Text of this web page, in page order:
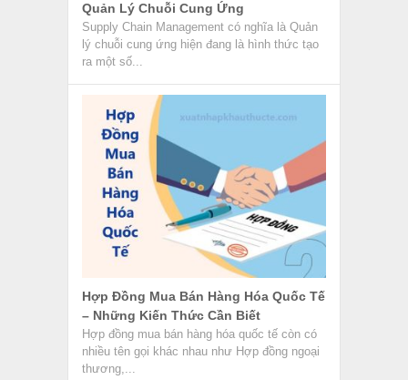
Quản Lý Chuỗi Cung Ứng
Supply Chain Management có nghĩa là Quản
lý chuỗi cung ứng hiện đang là hình thức tạo
ra một số...
Hợp Đồng Mua Bán Hàng Hóa Quốc Tế
– Những Kiến Thức Cần Biết
Hợp đồng mua bán hàng hóa quốc tế còn có
nhiều tên gọi khác nhau như Hợp đồng ngoại
thương,...